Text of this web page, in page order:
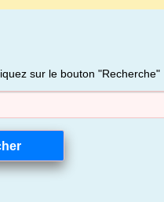
sur le bouton "Recherche"